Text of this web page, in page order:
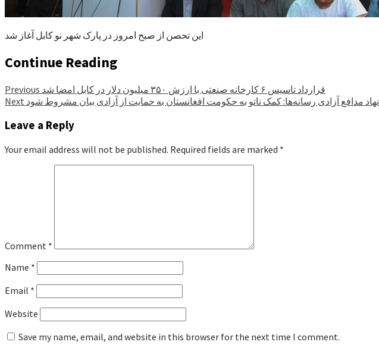
این تحصن از صبح امروز در پارک شهر نو کابل آغاز شد
Continue Reading
Previous
قرارداد تاسیس ۶ کارخانه صنعتی با ارزش ۳۵۰ میلیون دلار در کابل امضا شد
Next نهاد مدافع آزادی رسانه‌ها: کمک ناتو به حکومت افغانستان به حمایت از آزادی بیان مشروط شود
Leave a Reply
Your email address will not be published. Required fields are marked *
Comment *
Name *
Email *
Website
Save my name, email, and website in this browser for the next time I comment.